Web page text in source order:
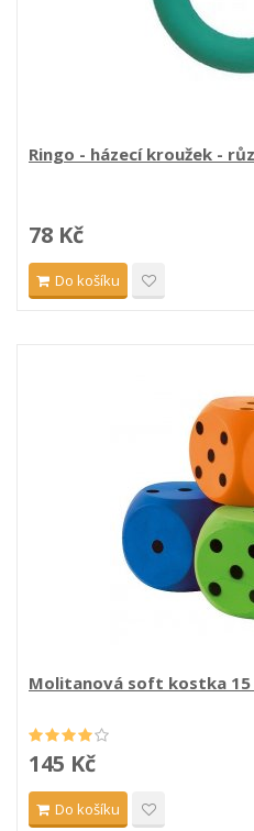
Ringo - házecí kroužek -
78 Kč
Do košíku
Molitanová soft kostka 15
145 Kč
Do košíku